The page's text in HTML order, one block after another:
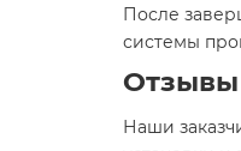
После
системы
Отзывы
Наши